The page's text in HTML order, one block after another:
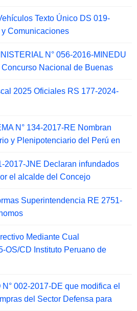
Texto Único DS 019-
Comunicaciones
N° 056-2016-MINEDU
Nacional de Buenas
2025 Oficiales RS 177-2024-
N° 134-2017-RE Nombran
y Plenipotenciario del Perú en
2017-JNE Declaran infundados
el alcalde del Concejo
Superintendencia RE 2751-
Mediante Cual
OS/CD Instituto Peruano de
002-2017-DE que modifica el
del Sector Defensa para